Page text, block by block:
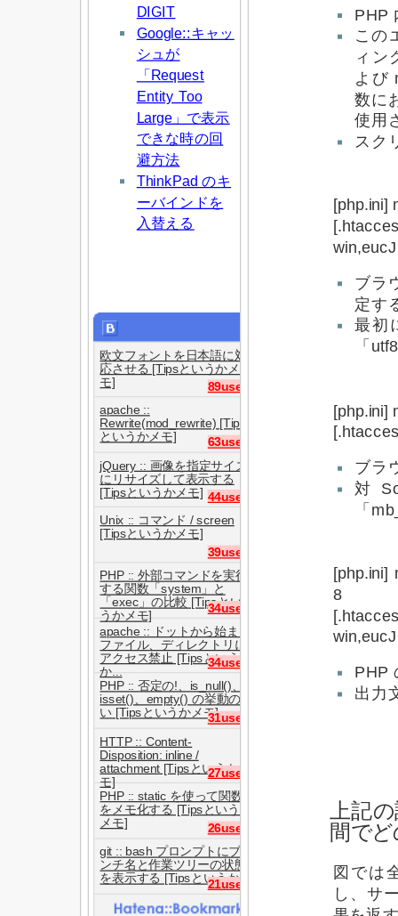
DIGIT
Google::キャッ
シュが
「Request
Entity Too
Large」で表示
できな時の回
避方法
ThinkPad のキ
ーバインドを
入替える
欧文フォントを日本語に対
応させる [Tipsというかメ
モ]
89users
apache ::
Rewrite(mod_rewrite) [Tips
というかメモ]
63users
jQuery :: 画像を指定サイズ
にリサイズして表示する
[Tipsというかメモ] 44users
Unix :: コマンド / screen
[Tipsというかメモ]
39users
PHP :: 外部コマンドを実行
する関数「system」と
「exec」の比較 [Tipsとい
うかメモ]
34users
apache :: ドットから始まる
ファイル、ディレクトリに
アクセス禁止 [Tipsという
か...
34users
PHP :: 否定の!、is_null()、
isset()、empty() の挙動の違
い [Tipsというかメモ]31users
HTTP :: Content-
Disposition: inline /
attachment [Tipsというかメ
モ]
27users
PHP :: static を使って関数
をメモ化する [Tipsというか
メモ]
26users
git :: bash プロンプトにブラ
ンチ名と作業ツリーの状態
を表示する [Tipsというか...
21users
PHP
この
ィン
よび
数に
使用
スク
[php.ini]
ブラ
定す
最初
「
[php.ini]
ブラ
対
「
[php.ini]
8
PHP
出力
上記
間で
図では
し、サ